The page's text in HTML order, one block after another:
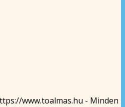
www.toalmas.hu - Minden